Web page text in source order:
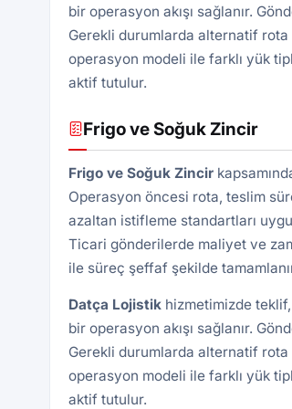
bir operasyon akışı sağlanır.
Gerekli durumlarda alternatif
operasyon modeli ile farklı yük
aktif tutulur.
Frigo ve Soğuk Zincir
Frigo ve Soğuk Zincir
Operasyon öncesi rota, teslim
azaltan istifleme standartları
Ticari gönderilerde maliyet ve
ile süreç şeffaf şekilde
Datça Lojistikhizmetimizde teklif,
bir operasyon akışı sağlanır.
Gerekli durumlarda alternatif
operasyon modeli ile farklı yük
aktif tutulur.